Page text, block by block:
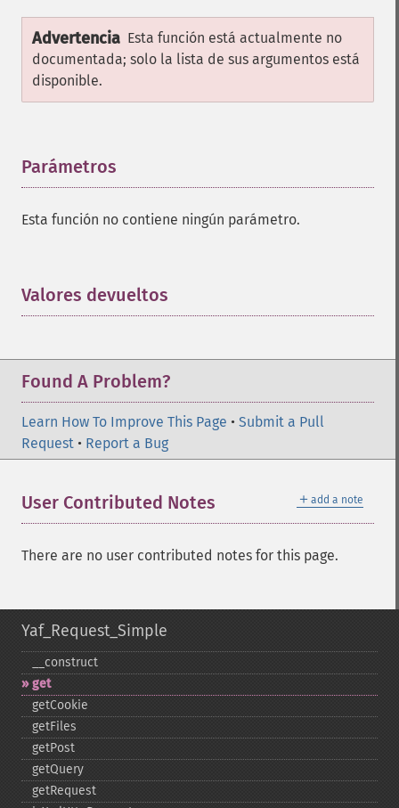
Advertencia Esta función está actualmente no
documentada; solo la lista de sus argumentos está
disponible.
Parámetros
Esta función no contiene ningún parámetro.
Valores devueltos
Found A Problem?
Learn How To Improve This Page • Submit a Pull
Request • Report a Bug
＋ add a note
User Contributed Notes
There are no user contributed notes for this page.
Yaf_Request_Simple
_​_​construct
get
getCookie
getFiles
getPost
getQuery
getRequest